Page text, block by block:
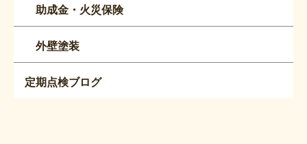
助成金・火災保険
外壁塗装
定期点検ブログ